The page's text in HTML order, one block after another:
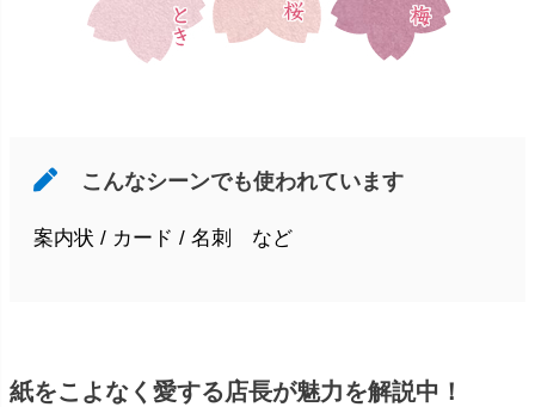
こんなシーンでも使われています
案内状 / カード / 名刺 など
紙をこよなく愛する店長が魅力を解説中！